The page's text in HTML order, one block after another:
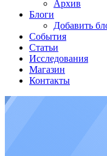
Архив
Блоги
Добавить
События
Статьи
Исследования
Магазин
Контакты